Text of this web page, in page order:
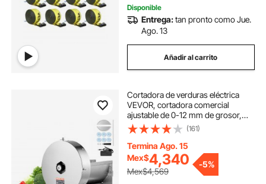
Disponible
Entrega:tan pronto como Jue.
Ago. 13
Añadir al carrito
Cortadora de verduras eléctrica
VEVOR, cortadora comercial
ajustable de 0-12 mm de grosor,
convertible a manual, de acero
inoxidable, para patatas, limones,
tomates y manzanas.
(161)
Termina Ago. 15
Mex$4,340
Mex$4,569
-5%